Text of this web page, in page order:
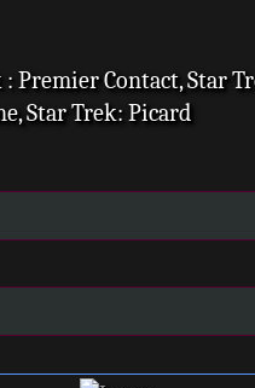
Premier Contact, Star
Star Trek: Picard